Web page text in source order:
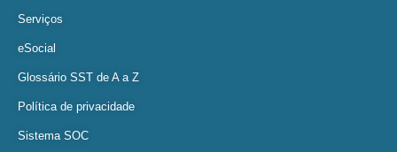
Serviços
eSocial
Glossário SST de A a Z
Política de privacidade
Sistema SOC